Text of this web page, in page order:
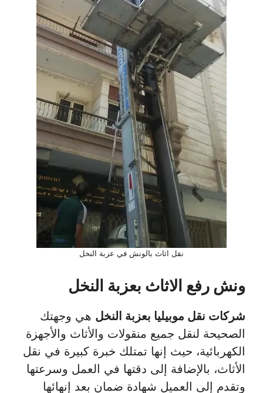
نقل اثاث بالونش في عزبة النخل
ونش رفع الاثاث بعزبة النخل
شركات نقل موبيليا بعزبة النخل هي وجهتك
الصحيحة لنقل جميع منقولات والأثاث والأجهزة
الكهربائية، حيث إنها تمتلك خبرة كبيرة في نقل
الأثاث، بالإضافة إلى دقتها في العمل وسرعتها
وتقدم إلى العميل شهادة ضمان بعد إنهائها